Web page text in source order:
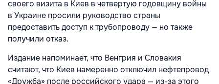
своего визита в Киев в четвертую годовщину войны
в Украине просили руководство страны
предоставить доступ к трубопроводу — но также
получили отказ.
Издание напоминает, что Венгрия и Словакия
считают, что Киев намеренно отключил нефтепровод
«Дружба» после российского удара — из-за этого